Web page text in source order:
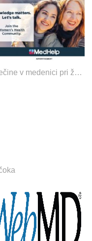
Bolečine v medenici pri ženskah in moških